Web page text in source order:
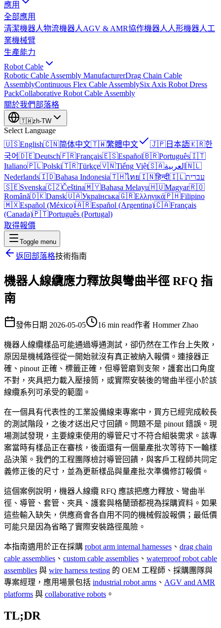
應用
全部應用
清潔機器人物流機器人AGV & AMR協作機器人 人形機器人工
業機械臂
生產能力
Robot Cable
Robotic Cable Assembly ManufacturerDrag Chain Cable
AssemblyContinuous Flex Cable AssemblySix Axis Robot Dress
PackCollaborative Robot Cable Assembly
關於我們部落格
🇹🇼zh-TW
Select Language
🇺🇸English🇨🇳简体中文🇹🇼繁體中文 🇯🇵 日本語🇰🇷한
국어🇩🇪Deutsch🇫🇷Français🇪🇸Español🇧🇷Português🇮🇹
Italiano🇵🇱Polski🇹🇷Türkçe🇻🇳Tiếng Việt🇸🇦العربية 🇳🇱
Nederlands🇮🇩Bahasa Indonesia🇹🇭ไทย🇮🇳हिन्दी🇮🇱עברית
🇸🇪Svenska🇨🇿Čeština🇲🇾Bahasa Melayu🇭🇺Magyar🇷🇴
Română🇩🇰Dansk🇺🇦Українська🇬🇷Ελληνικά🇵🇭Filipino
🇲🇽Español (México)🇦🇷Español (Argentina)🇨🇦Français
(Canada)🇵🇹Português (Portugal)
取得報價
Toggle menu
返回部落格技術指南
機器人線纜應力釋放與彎曲半徑 RFQ 指
南
發佈日期 2026-05-05 16 min read作者 Hommer Zhao
機器人線纜樣品可能通過導通測試，卻仍然在工作台上失敗，
原因是機械路徑從一開始就沒有真正被納入報價。連接器正
確、pinout 正確、標籤正確，但導管磨到支架，護套出口角度
不對，夾具把力載入壓接筒，或實際安裝後的彎曲半徑小於該
線纜系列可承受的範圍。
在一個具有代表性的工業設備線束專案中，買方已經完成較長
的測試階段，之後才送出尺寸回饋。問題不是 pinout 錯誤。現
場測試發現，主要線束使用的導管尺寸不符合組裝需求。該專
案當時有樣品正在審核，後面還有一個量產批次等待下一輪樣
品決策。我們的工程團隊檢討導管回饋，與客戶工程師共同定
義修正後的尺寸，並為更新樣品與量產批次準備修訂報價。
這個案例說明，機器人線纜 RFQ 應該把應力釋放、彎曲半
徑、導管、套管、夾具、護套與格蘭頭都視為採購資料。如果
這些輸入缺失，供應商會各自用不同的機械假設報價；最低價
可能只是因為省略了實際安裝路徑風險。
本指南適用於正在採購 robot arm internal harnesses 、 drag chain
cable assemblies 、 custom cable assemblies 、 waterproof robot cable
assemblies 與 wire harness testing 的 OEM 工程師、採購團隊與
專案經理，應用場景包括 industrial robot arms 、 AGV and AMR
platforms 與 collaborative robots 。
TL;DR